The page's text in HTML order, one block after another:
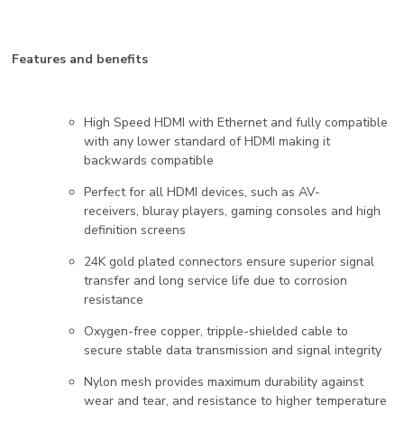
Features and benefits
High Speed HDMI with Ethernet and fully compatible
with any lower standard of HDMI making it
backwards compatible
Perfect for all HDMI devices, such as AV-
receivers, bluray players, gaming consoles and high
definition screens
24K gold plated connectors ensure superior signal
transfer and long service life due to corrosion
resistance
Oxygen-free copper, tripple-shielded cable to
secure stable data transmission and signal integrity
Nylon mesh provides maximum durability against
wear and tear, and resistance to higher temperature